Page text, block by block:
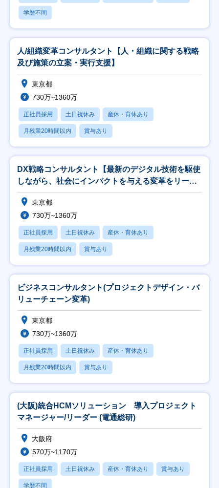
学歴不問
人/組織変革コンサルタント【人・組織に関する戦略
及び施策の立案・実行支援】
東京都
730万~1360万
正社員採用 土日祝休み 産休・育休あり
月残業20時間以内 賞与あり
DX戦略コンサルタント【最新のデジタル技術を駆使
しながら、社会にインパクトを与える変革をリー
ド】
東京都
730万~1360万
正社員採用 土日祝休み 産休・育休あり
月残業20時間以内 賞与あり
ビジネスコンサルタント(プロジェクトデザイン・バ
リューチェーン変革)
東京都
730万~1360万
正社員採用 土日祝休み 産休・育休あり
月残業20時間以内 賞与あり
(大阪)統合HCMソリューション 導入プロジェクト
マネージャー/リーダー (電通総研)
大阪府
570万~1170万
正社員採用 土日祝休み 産休・育休あり 賞与あり
学歴不問